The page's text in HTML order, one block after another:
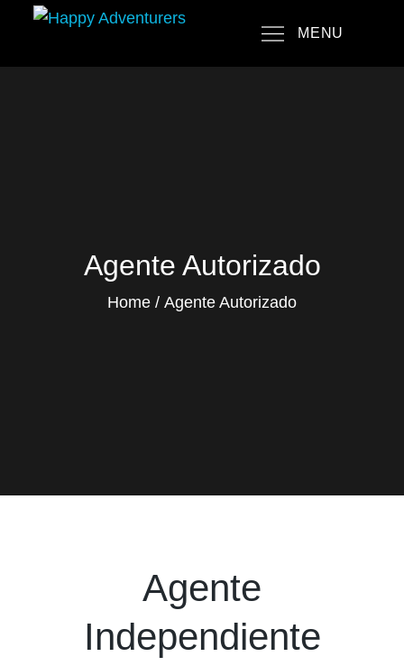
content
MENU
Agente Autorizado
Home Agente Autorizado
Agente
Independiente